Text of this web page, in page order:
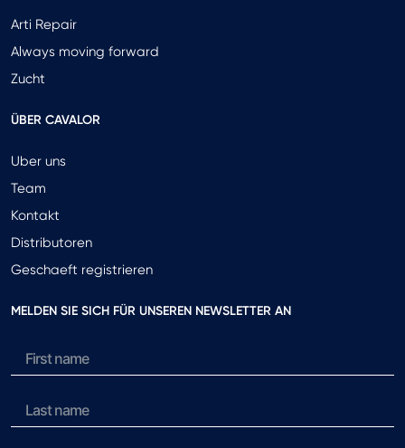
Arti Repair
Always moving forward
Zucht
ÜBER CAVALOR
Uber uns
Team
Kontakt
Distributoren
Geschaeft registrieren
MELDEN SIE SICH FÜR UNSEREN NEWSLETTER AN